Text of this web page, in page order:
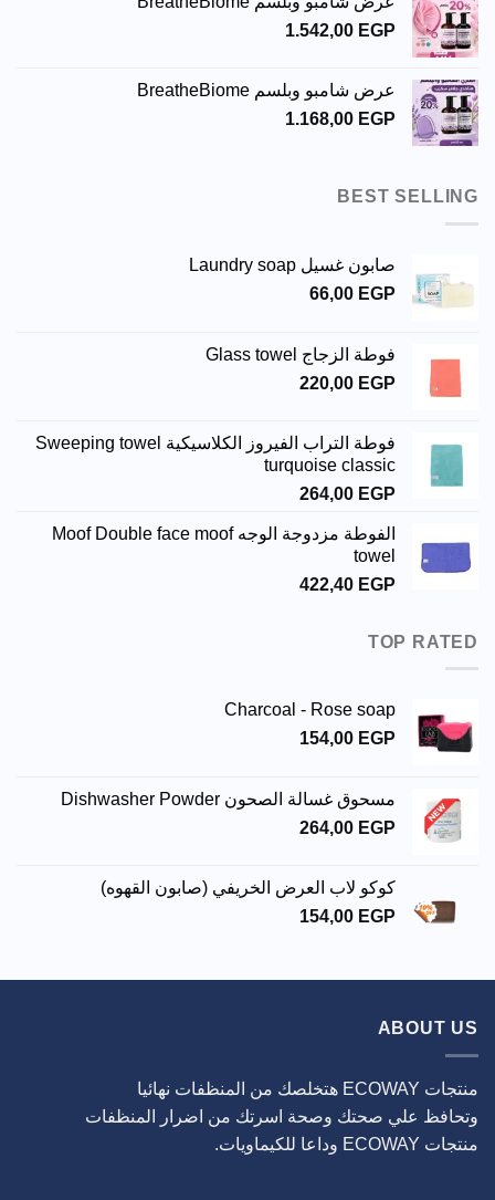
1.542,00 EGP
عرض شامبو وبلسم BreatheBiome
1.168,00 EGP
BEST SELLING
صابون غسيل Laundry soap
66,00 EGP
فوطة الزجاج Glass towel
220,00 EGP
فوطة التراب الفيروز الكلاسيكية Sweeping towel
turquoise classic
264,00 EGP
الفوطة مزدوجة الوجه Moof Double face moof
towel
422,40 EGP
TOP RATED
Charcoal - Rose soap
154,00 EGP
مسحوق غسالة الصحون Dishwasher Powder
264,00 EGP
كوكو لاب العرض الخريفي (صابون القهوه)
154,00 EGP
ABOUT US
منتجات ECOWAY هتخلصك من المنظفات نهائيا
وتحافظ علي صحتك وصحة اسرتك من اضرار المنظفات
منتجات ECOWAY وداعا للكيماويات.